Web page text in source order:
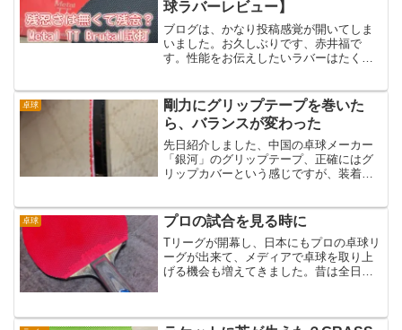
球ラバーレビュー】
ブログは、かなり投稿感覚が開いてしま
いました。お久しぶりです、赤井福で
す。性能をお伝えしたいラバーはたくさ
前置きはこの辺にしまして。今年もよろ
しくお願いいたします。そし...
卓球
剛力にグリップテープを巻いた
ら、バランスが変わった
先日紹介しました、中国の卓球メーカー
「銀河」のグリップテープ、正確にはグ
リップカバーという感じですが、装着し
ーのセットアップは変えていません。し
かし、あれだけ綺麗に鳴っ...
卓球 プロの試合を見る時に
Tリーグが開幕し、日本にもプロの卓球リ
ーグが出来て、メディアで卓球を取り上
げる機会も増えてきました。昔は全日本
見る機会というのは極端に少なかったよ